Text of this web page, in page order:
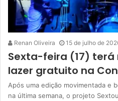
Renan Oliveira 15 de julho de
Sexta-feira (17) terá
lazer gratuito na
Após uma edição movimentada e
na última semana, o projeto